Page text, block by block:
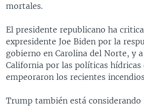
mortales.
El presidente republicano ha
expresidente Joe Biden por la
gobierno en Carolina del Norte, y
California por las políticas hídricas
empeoraron los recientes
Trump también está